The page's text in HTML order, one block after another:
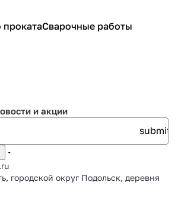
прокатаСварочные работы
и акции
городской округ Подольск, деревня